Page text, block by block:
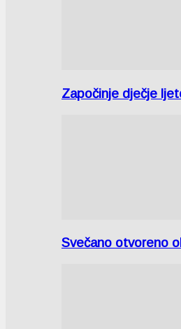
Započinje dječje
Svečano otvoreno